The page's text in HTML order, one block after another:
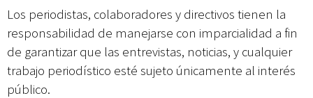
Los periodistas, colaboradores y directivos tienen la
responsabilidad de manejarse con imparcialidad a fin
de garantizar que las entrevistas, noticias, y cualquier
trabajo periodístico esté sujeto únicamente al interés
público.